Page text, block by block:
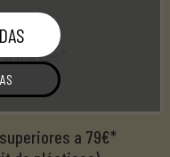
meses*
a 79€*